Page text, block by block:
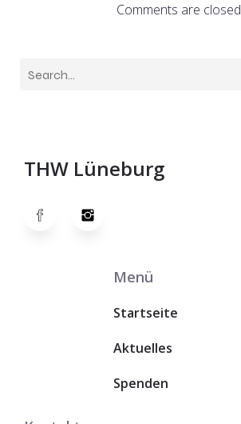
Comments are closed
THW Lüneburg
Menü
Startseite
Aktuelles
Spenden